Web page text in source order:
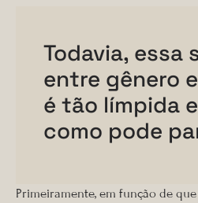
Todavia, essa
entre gênero
é tão límpida
como pode
Primeiramente, em função de